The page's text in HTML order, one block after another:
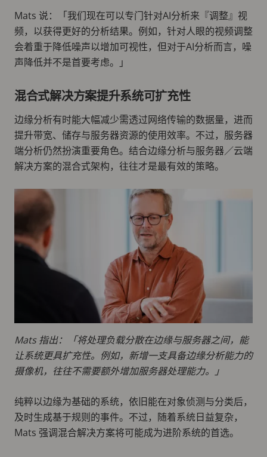
Mats 说：「我们现在可以专门针对AI分析来『调整』视
频，以获得更好的分析结果。例如，针对人眼的视频调整
会着重于降低噪声以增加可视性，但对于AI分析而言，噪
声降低并不是首要考虑。」
混合式解决方案提升系统可扩充性
边缘分析有时能大幅减少需透过网络传输的数据量，进而
提升带宽、储存与服务器资源的使用效率。不过，服务器
端分析仍然扮演重要角色。结合边缘分析与服务器／云端
解决方案的混合式架构，往往才是最有效的策略。
Mats 指出：「将处理负载分散在边缘与服务器之间，能
让系统更具扩充性。例如，新增一支具备边缘分析能力的
摄像机，往往不需要额外增加服务器处理能力。」
纯粹以边缘为基础的系统，依旧能在对象侦测与分类后，
及时生成基于规则的事件。不过，随着系统日益复杂，
Mats 强调混合解决方案将可能成为进阶系统的首选。